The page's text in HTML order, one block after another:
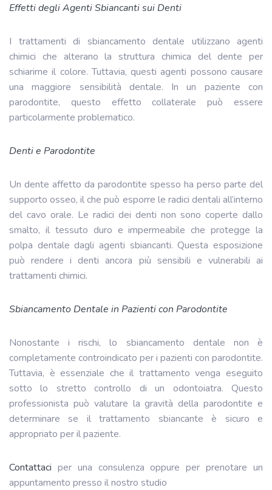
Effetti degli Agenti Sbiancanti sui Denti
I trattamenti di sbiancamento dentale utilizzano agenti
chimici che alterano la struttura chimica del dente per
schiarirne il colore. Tuttavia, questi agenti possono causare
una maggiore sensibilità dentale. In un paziente con
parodontite, questo effetto collaterale può essere
particolarmente problematico.
Denti e Parodontite
Un dente affetto da parodontite spesso ha perso parte del
supporto osseo, il che può esporre le radici dentali all’interno
del cavo orale. Le radici dei denti non sono coperte dallo
smalto, il tessuto duro e impermeabile che protegge la
polpa dentale dagli agenti sbiancanti. Questa esposizione
può rendere i denti ancora più sensibili e vulnerabili ai
trattamenti chimici.
Sbiancamento Dentale in Pazienti con Parodontite
Nonostante i rischi, lo sbiancamento dentale non è
completamente controindicato per i pazienti con parodontite.
Tuttavia, è essenziale che il trattamento venga eseguito
sotto lo stretto controllo di un odontoiatra. Questo
professionista può valutare la gravità della parodontite e
determinare se il trattamento sbiancante è sicuro e
appropriato per il paziente.
Contattaci per una consulenza oppure per prenotare un
appuntamento presso il nostro studio